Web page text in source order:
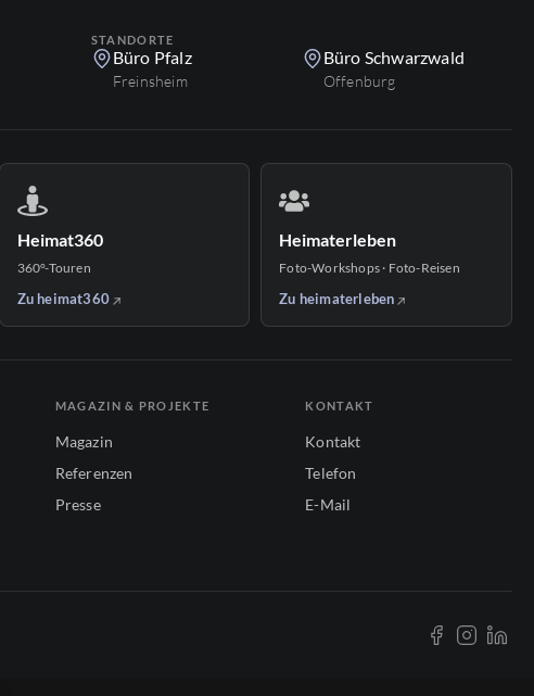
STANDORTE
Büro Pfalz
Freinsheim
Büro Schwarzwald
Offenburg
Heimat360
360°-Touren
Zu heimat360
Heimaterleben
Foto-Workshops · Foto-Reisen
Zu heimaterleben
MAGAZIN & PROJEKTE
Magazin
Referenzen
Presse
KONTAKT
Kontakt
Telefon
E-Mail